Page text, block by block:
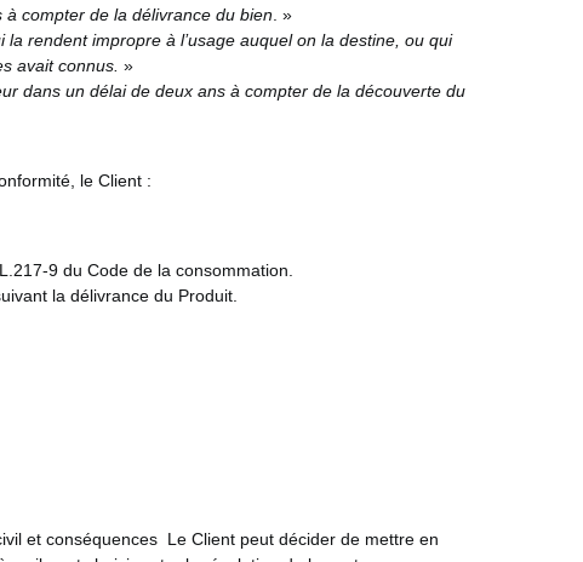
à compter de la délivrance du bien . »
rendent impropre à l’usage auquel on la destine, ou qui
avait connus. »
dans un délai de deux ans à compter de la découverte du
le Client :
9 du Code de la consommation.
la délivrance du Produit.
et conséquences Le Client peut décider de mettre en